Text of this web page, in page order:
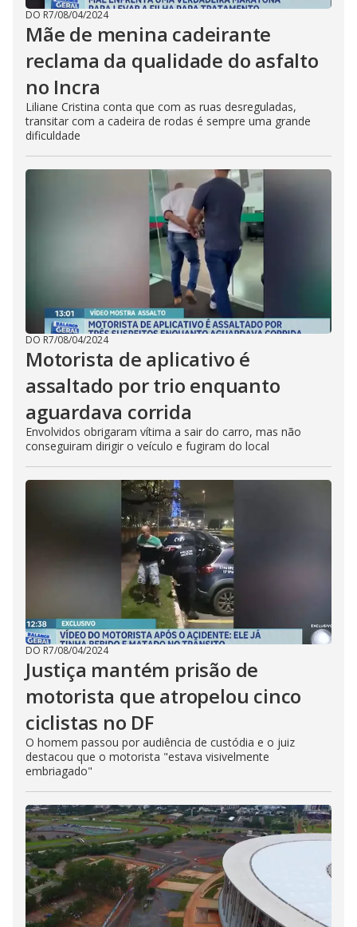
DO R7/08/04/2024
Mãe de menina cadeirante
reclama da qualidade do asfalto
no Incra
Liliane Cristina conta que com as ruas desreguladas,
transitar com a cadeira de rodas é sempre uma grande
dificuldade
DO R7/08/04/2024
Motorista de aplicativo é
assaltado por trio enquanto
aguardava corrida
Envolvidos obrigaram vítima a sair do carro, mas não
conseguiram dirigir o veículo e fugiram do local
DO R7/08/04/2024
Justiça mantém prisão de
motorista que atropelou cinco
ciclistas no DF
O homem passou por audiência de custódia e o juiz
destacou que o motorista "estava visivelmente
embriagado"